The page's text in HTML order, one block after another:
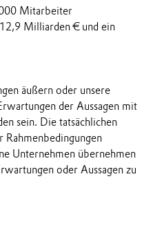
Mitarbeiter
Milliarden € und ein
äußern oder unsere
der Aussagen mit
sein. Die tatsächlichen
Rahmenbedingungen
Unternehmen übernehmen
oder Aussagen zu